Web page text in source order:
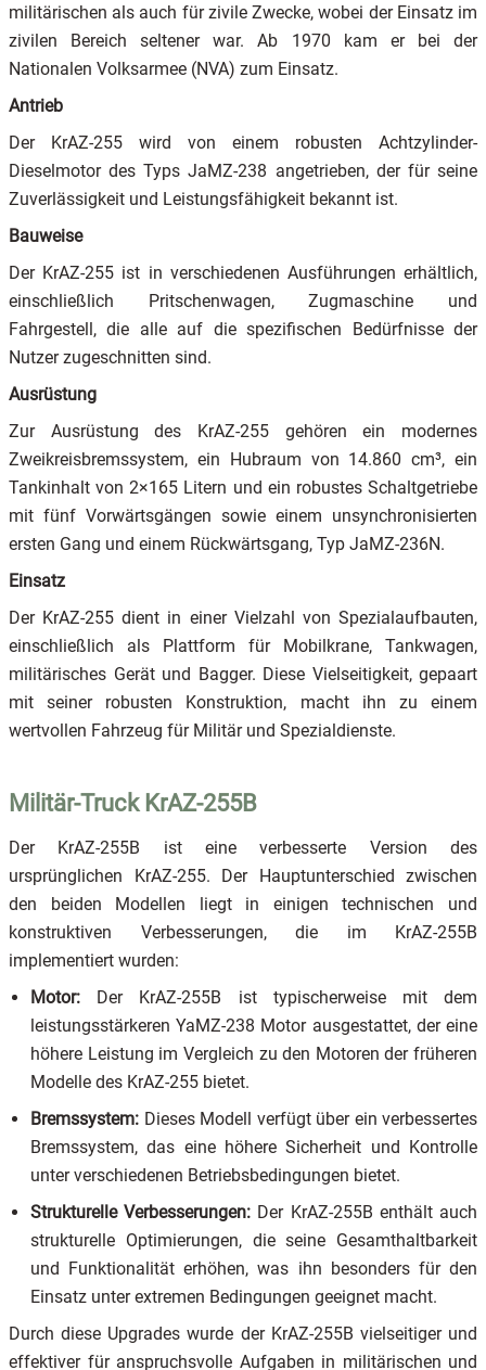
militärischen als auch für zivile Zwecke, wobei der Einsatz im
zivilen Bereich seltener war. Ab 1970 kam er bei der
Nationalen Volksarmee (NVA) zum Einsatz.
Antrieb
Der KrAZ-255 wird von einem robusten Achtzylinder-
Dieselmotor des Typs JaMZ-238 angetrieben, der für seine
Zuverlässigkeit und Leistungsfähigkeit bekannt ist.
Bauweise
Der KrAZ-255 ist in verschiedenen Ausführungen erhältlich,
einschließlich Pritschenwagen, Zugmaschine und
Fahrgestell, die alle auf die spezifischen Bedürfnisse der
Nutzer zugeschnitten sind.
Ausrüstung
Zur Ausrüstung des KrAZ-255 gehören ein modernes
Zweikreisbremssystem, ein Hubraum von 14.860 cm³, ein
Tankinhalt von 2×165 Litern und ein robustes Schaltgetriebe
mit fünf Vorwärtsgängen sowie einem unsynchronisierten
ersten Gang und einem Rückwärtsgang, Typ JaMZ-236N.
Einsatz
Der KrAZ-255 dient in einer Vielzahl von Spezialaufbauten,
einschließlich als Plattform für Mobilkrane, Tankwagen,
militärisches Gerät und Bagger. Diese Vielseitigkeit, gepaart
mit seiner robusten Konstruktion, macht ihn zu einem
wertvollen Fahrzeug für Militär und Spezialdienste.
Militär-Truck KrAZ-255B
Der KrAZ-255B ist eine verbesserte Version des
ursprünglichen KrAZ-255. Der Hauptunterschied zwischen
den beiden Modellen liegt in einigen technischen und
konstruktiven Verbesserungen, die im KrAZ-255B
implementiert wurden:
Motor: Der KrAZ-255B ist typischerweise mit dem
leistungsstärkeren YaMZ-238 Motor ausgestattet, der eine
höhere Leistung im Vergleich zu den Motoren der früheren
Modelle des KrAZ-255 bietet.
Bremssystem: Dieses Modell verfügt über ein verbessertes
Bremssystem, das eine höhere Sicherheit und Kontrolle
unter verschiedenen Betriebsbedingungen bietet.
Strukturelle Verbesserungen: Der KrAZ-255B enthält auch
strukturelle Optimierungen, die seine Gesamthaltbarkeit
und Funktionalität erhöhen, was ihn besonders für den
Einsatz unter extremen Bedingungen geeignet macht.
Durch diese Upgrades wurde der KrAZ-255B vielseitiger und
effektiver für anspruchsvolle Aufgaben in militärischen und